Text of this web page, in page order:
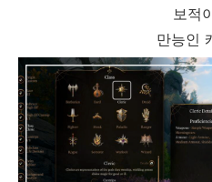
보적
만능인